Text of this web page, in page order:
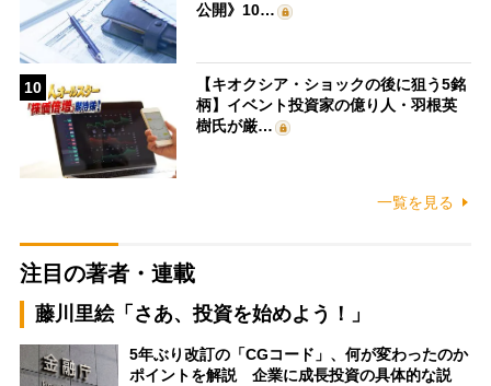
公開》10…
10
【キオクシア・ショックの後に狙う5銘
柄】イベント投資家の億り人・羽根英
樹氏が厳…
一覧を見る
注目の著者・連載
藤川里絵「さあ、投資を始めよう！」
5年ぶり改訂の「CGコード」、何が変わったのか
ポイントを解説 企業に成長投資の具体的な説